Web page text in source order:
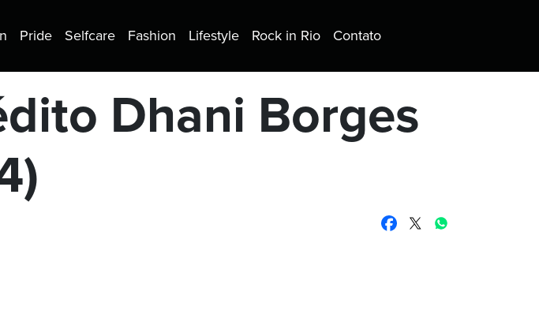
Pride Selfcare Fashion Lifestyle Rock in Rio Contato
Dhani Borges